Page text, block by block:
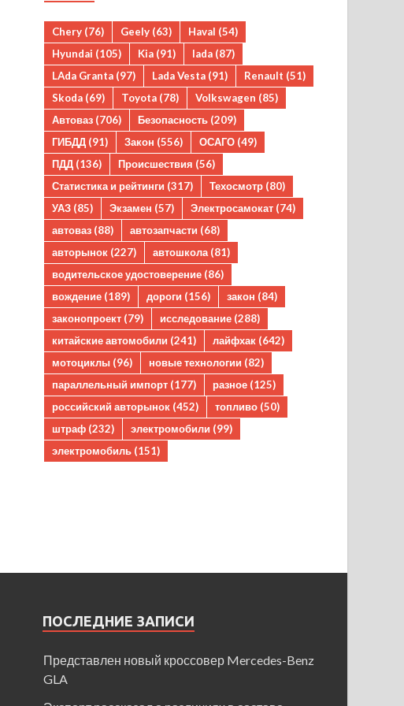
Chery (76) Geely (63) Haval (54)
Hyundai (105) Kia (91) lada (87)
LAda Granta (97) Lada Vesta (91) Renault (51)
Skoda (69) Toyota (78) Volkswagen (85)
Автоваз (706) Безопасность (209)
ГИБДД (91) Закон (556) ОСАГО (49)
ПДД (136) Происшествия (56)
Статистика и рейтинги (317) Техосмотр (80)
УАЗ (85) Экзамен (57) Электросамокат (74)
автоваз (88) автозапчасти (68)
авторынок (227) автошкола (81)
водительское удостоверение (86)
вождение (189) дороги (156) закон (84)
законопроект (79) исследование (288)
китайские автомобили (241) лайфхак (642)
мотоциклы (96) новые технологии (82)
параллельный импорт (177) разное (125)
российский авторынок (452) топливо (50)
штраф (232) электромобили (99)
электромобиль (151)
ПОСЛЕДНИЕ ЗАПИСИ
Представлен новый кроссовер Mercedes-Benz
GLA